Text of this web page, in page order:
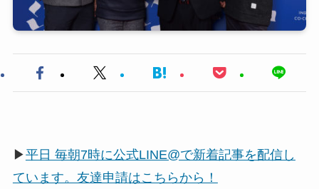
▶平日 毎朝7時に公式LINE@で新着記事を配信し
ています。友達申請はこちらから！